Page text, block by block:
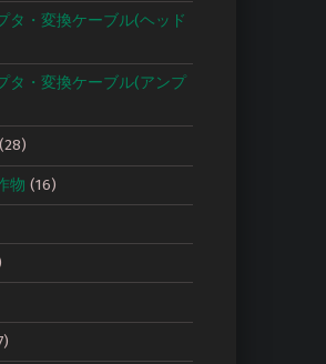
タ・変換ケーブル(ヘッド
タ・変換ケーブル(アンプ
(28)
物 (16)